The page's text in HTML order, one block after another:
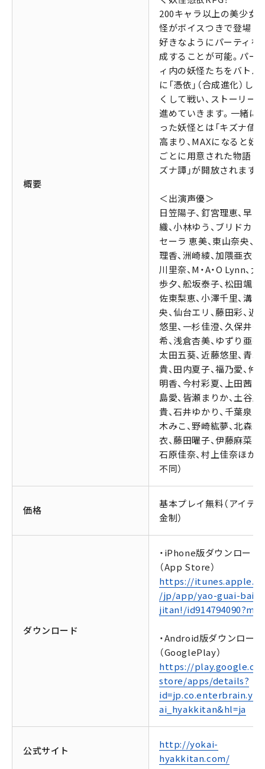
概要
200キャラ以上の美少女
怪がボイスつきで登場し
好きなようにパーティを
成することが可能。パー
ィ内の妖怪たちをバトル
に「憑依」（合成進化）し
くして戦い、ストーリー
進めていきます。一緒に
った妖怪とは「キズナ値」
高まり、MAXになると妖
ごとに用意された物語「
ズナ譚」が開放されます。
＜出演声優＞
日笠陽子、釘宮理恵、早見
織、小林ゆう、ブリドカッ
セーラ 恵美、東山奈央、
理香、洲崎綾、加隈亜衣、
川里奈、M・A・O Lynn、大
歩夕、舩坂泰子、松田颯水
佐東梨恵、小澤千里、溝口
央、仙台エリ、藤田彩、近
悠里、一杉佳澄、久保井美
希、浅倉杏美、ゆずり亜衣
太田五葵、近藤悠里、青木
貴、田内夏子、福乃愛、仲
明香、今村彩夏、上田茜、
島愛、皆瀬まりか、土谷麻
貴、石井ゆかり、千葉泉、
木みこ、野崎紘夢、北森玲
衣、藤田曜子、伊藤麻菜美
石原佳奈、村上佳奈ほか（
不同）
価格
基本プレイ無料（アイテ
金制）
ダウンロード
・iPhone版ダウンロード
（App Store）
https://
/jp/app/yao-guai-bai-
jitan!/
・Android版ダウンロード
（GooglePlay）
https://
store/apps/details?
ai_hyakkitan&hl=ja
公式サイト
http://yokai-
hyakkitan.com/